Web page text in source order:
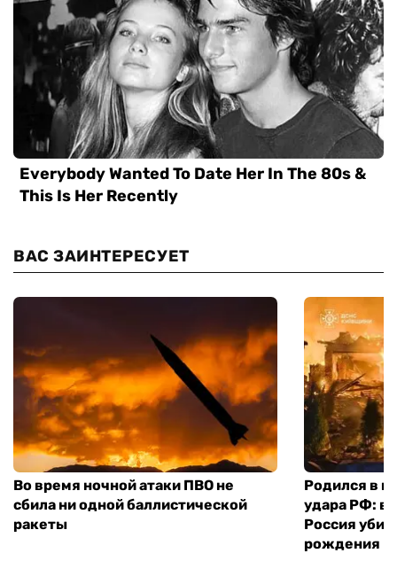
ВАС ЗАИНТЕРЕСУЕТ
Во время ночной атаки ПВО не
сбила ни одной баллистической
ракеты
Родился в
удара РФ: в
Россия
рождения